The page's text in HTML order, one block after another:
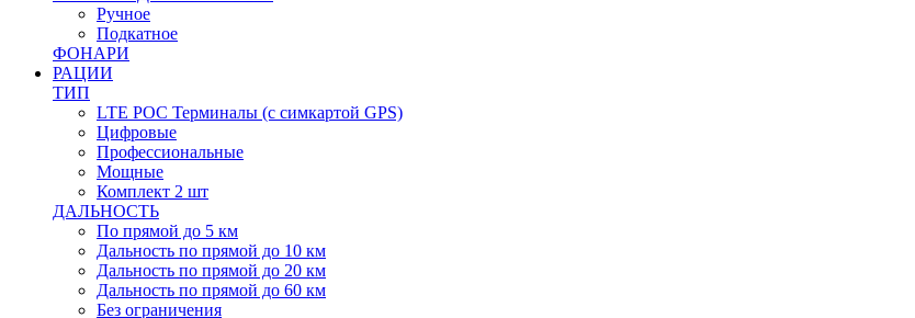
Ручное
Подкатное
ФОНАРИ
РАЦИИ
ТИП
LTE POC Терминалы (с симкартой GPS)
Цифровые
Профессиональные
Мощные
Комплект 2 шт
ДАЛЬНОСТЬ
По прямой до 5 км
Дальность по прямой до 10 км
Дальность по прямой до 20 км
Дальность по прямой до 60 км
Без ограничения